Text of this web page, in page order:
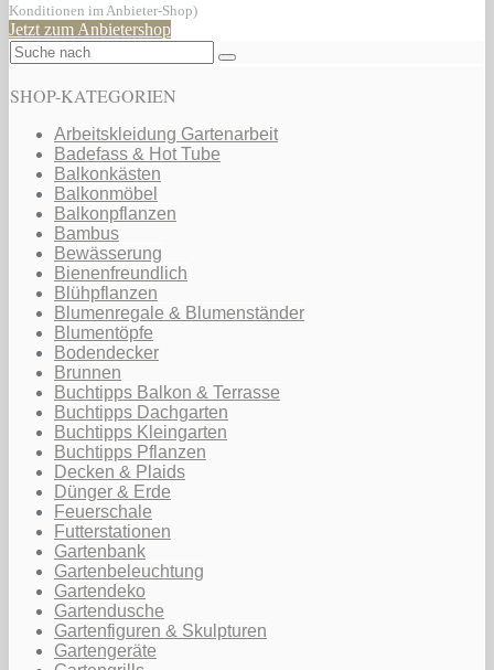
Konditionen im Anbieter-Shop)
Jetzt zum Anbietershop
SHOP-KATEGORIEN
Arbeitskleidung Gartenarbeit
Badefass & Hot Tube
Balkonkästen
Balkonmöbel
Balkonpflanzen
Bambus
Bewässerung
Bienenfreundlich
Blühpflanzen
Blumenregale & Blumenständer
Blumentöpfe
Bodendecker
Brunnen
Buchtipps Balkon & Terrasse
Buchtipps Dachgarten
Buchtipps Kleingarten
Buchtipps Pflanzen
Decken & Plaids
Dünger & Erde
Feuerschale
Futterstationen
Gartenbank
Gartenbeleuchtung
Gartendeko
Gartendusche
Gartenfiguren & Skulpturen
Gartengeräte